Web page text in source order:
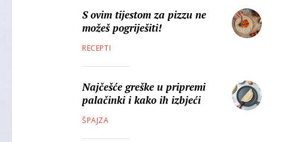
S ovim tijestom za pizzu ne
možeš pogriješiti!
RECEPTI
Najčešće greške u pripremi
palačinki i kako ih izbjeći
ŠPAJZA